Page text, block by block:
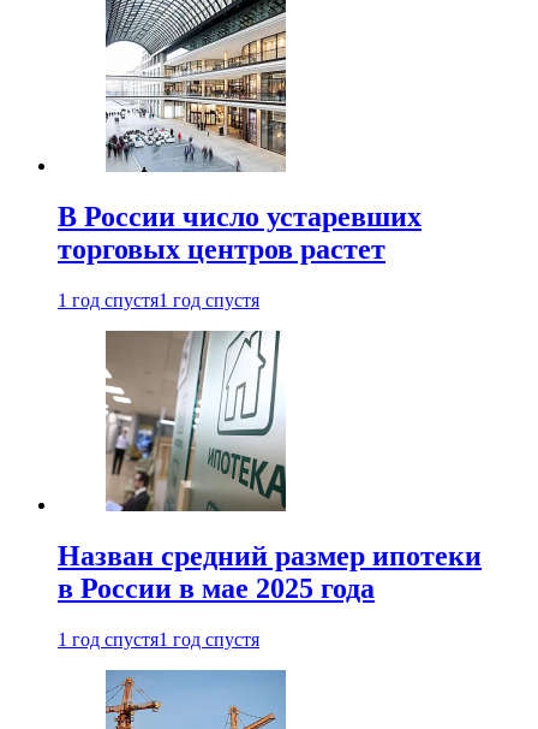
В России число устаревших
торговых центров растет
1 год спустя1 год спустя
Назван средний размер ипотеки
в России в мае 2025 года
1 год спустя1 год спустя